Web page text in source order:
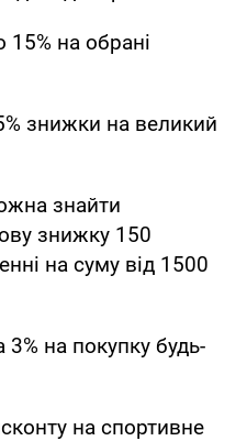
15% на обрані
знижки на великий
знайти
знижку 150
на суму від 1500
на покупку будь-
на спортивне